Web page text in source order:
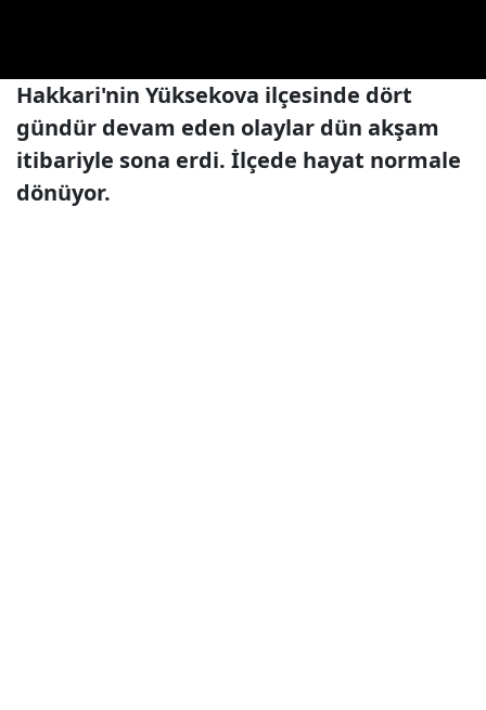
Hakkari'nin Yüksekova ilçesinde dört
gündür devam eden olaylar dün akşam
itibariyle sona erdi. İlçede hayat normale
dönüyor.